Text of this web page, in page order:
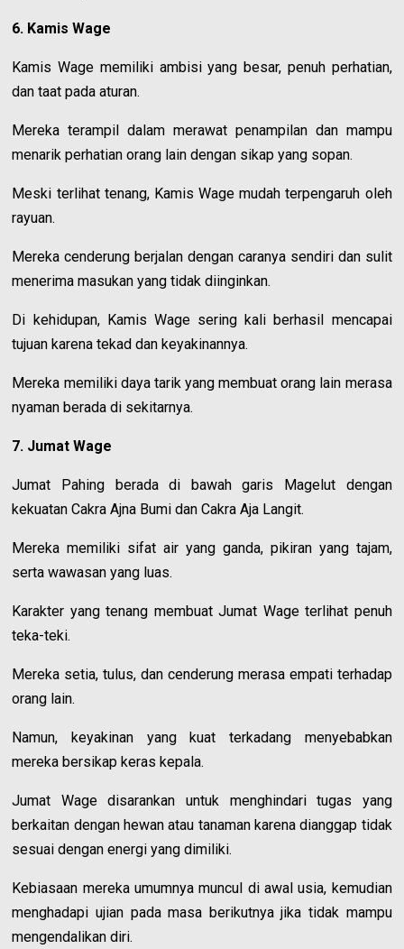
6. Kamis Wage
Kamis Wage memiliki ambisi yang besar, penuh perhatian,
dan taat pada aturan.
Mereka terampil dalam merawat penampilan dan mampu
menarik perhatian orang lain dengan sikap yang sopan.
Meski terlihat tenang, Kamis Wage mudah terpengaruh oleh
rayuan.
Mereka cenderung berjalan dengan caranya sendiri dan sulit
menerima masukan yang tidak diinginkan.
Di kehidupan, Kamis Wage sering kali berhasil mencapai
tujuan karena tekad dan keyakinannya.
Mereka memiliki daya tarik yang membuat orang lain merasa
nyaman berada di sekitarnya.
7. Jumat Wage
Jumat Pahing berada di bawah garis Magelut dengan
kekuatan Cakra Ajna Bumi dan Cakra Aja Langit.
Mereka memiliki sifat air yang ganda, pikiran yang tajam,
serta wawasan yang luas.
Karakter yang tenang membuat Jumat Wage terlihat penuh
teka-teki.
Mereka setia, tulus, dan cenderung merasa empati terhadap
orang lain.
Namun, keyakinan yang kuat terkadang menyebabkan
mereka bersikap keras kepala.
Jumat Wage disarankan untuk menghindari tugas yang
berkaitan dengan hewan atau tanaman karena dianggap tidak
sesuai dengan energi yang dimiliki.
Kebiasaan mereka umumnya muncul di awal usia, kemudian
menghadapi ujian pada masa berikutnya jika tidak mampu
mengendalikan diri.